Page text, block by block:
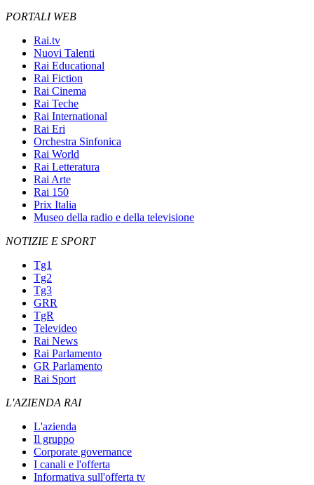
PORTALI WEB
Rai.tv
Nuovi Talenti
Rai Educational
Rai Fiction
Rai Cinema
Rai Teche
Rai International
Rai Eri
Orchestra Sinfonica
Rai World
Rai Letteratura
Rai Arte
Rai 150
Prix Italia
Museo della radio e della televisione
NOTIZIE E SPORT
Tg1
Tg2
Tg3
GRR
TgR
Televideo
Rai News
Rai Parlamento
GR Parlamento
Rai Sport
L'AZIENDA RAI
L'azienda
Il gruppo
Corporate governance
I canali e l'offerta
Informativa sull'offerta tv